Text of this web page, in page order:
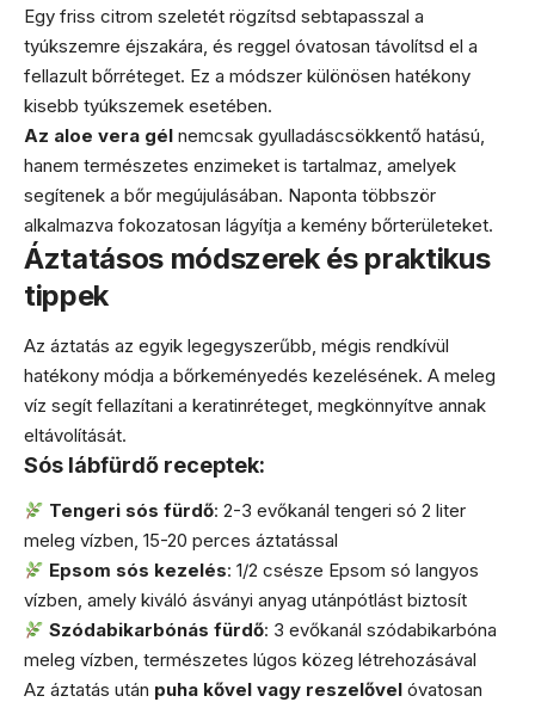
Egy friss citrom szeletét rögzítsd sebtapasszal a
tyúkszemre éjszakára, és reggel óvatosan távolítsd el a
fellazult bőrréteget. Ez a módszer különösen hatékony
kisebb tyúkszemek esetében.
Az aloe vera gél nemcsak gyulladáscsökkentő hatású,
hanem természetes enzimeket is tartalmaz, amelyek
segítenek a bőr megújulásában. Naponta többször
alkalmazva fokozatosan lágyítja a kemény bőrterületeket.
Áztatásos módszerek és praktikus
tippek
Az áztatás az egyik legegyszerűbb, mégis rendkívül
hatékony módja a bőrkeményedés kezelésének. A meleg
víz segít fellazítani a keratinréteget, megkönnyítve annak
eltávolítását.
Sós lábfürdő receptek:
Tengeri sós fürdő: 2-3 evőkanál tengeri só 2 liter
meleg vízben, 15-20 perces áztatással
Epsom sós kezelés: 1/2 csésze Epsom só langyos
vízben, amely kiváló ásványi anyag utánpótlást biztosít
Szódabikarbónás fürdő: 3 evőkanál szódabikarbóna
meleg vízben, természetes lúgos közeg létrehozásával
Az áztatás után puha kővel vagy reszelővel óvatosan